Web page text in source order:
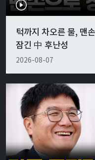
턱까지 차오른 물, 맨
잠긴 中 후난성
2026-08-07